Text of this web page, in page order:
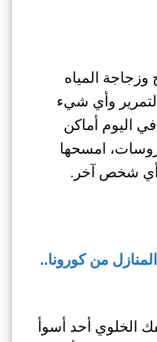
وزجاجة المياه
وأي شيء
اليوم أماكن
امسحها
أي شخص آخر.
من كورونا..
الخلوي أحد أسوأ